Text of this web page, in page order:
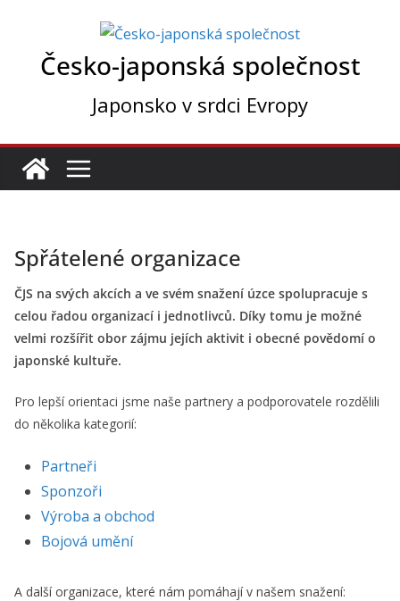
Česko-japonská společnost
Japonsko v srdci Evropy
Spřátelené organizace
ČJS na svých akcích a ve svém snažení úzce spolupracuje s
celou řadou organizací i jednotlivců. Díky tomu je možné
velmi rozšířit obor zájmu jejích aktivit i obecné povědomí o
japonské kultuře.
Pro lepší orientaci jsme naše partnery a podporovatele rozdělili
do několika kategorií:
Partneři
Sponzoři
Výroba a obchod
Bojová umění
A další organizace, které nám pomáhají v našem snažení: